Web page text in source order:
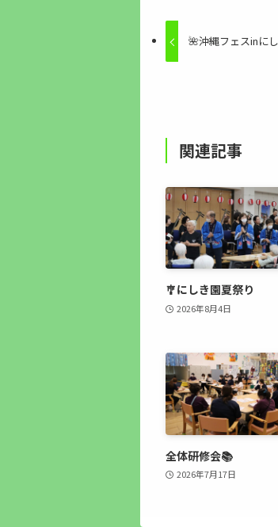
🌺沖縄フェスinに
関連記事
🎐にしき園夏祭り
2026年8月4日
全体研修会📚
2026年7月17日